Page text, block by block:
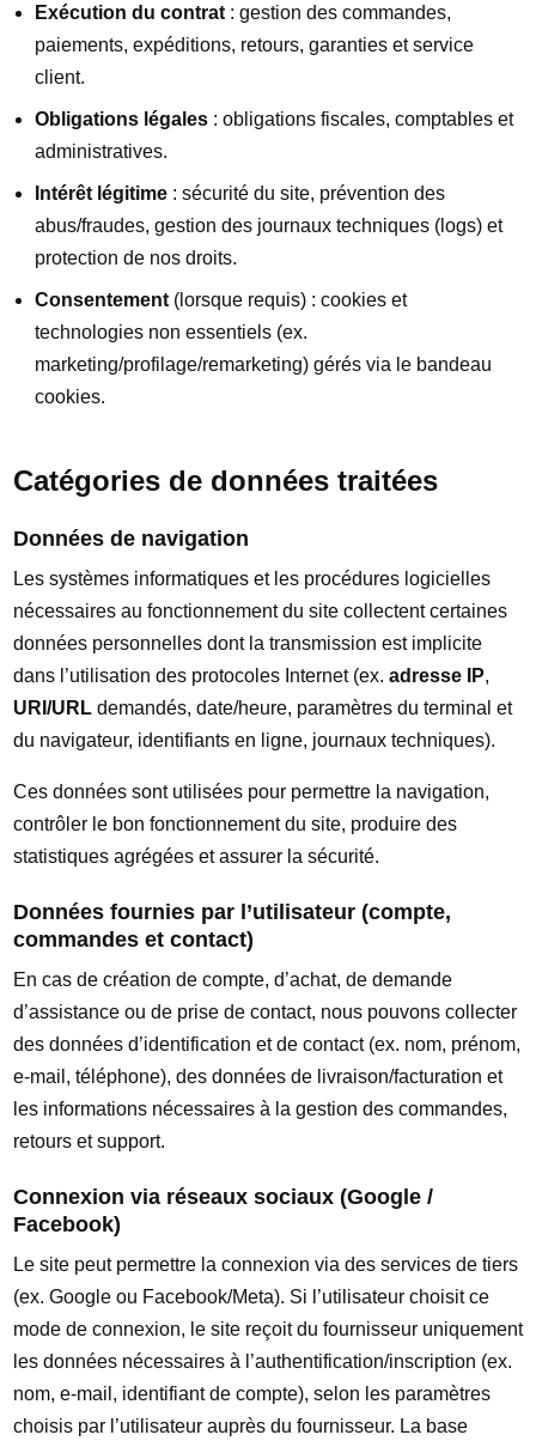
Exécution du contrat: gestion des commandes,
paiements, expéditions, retours, garanties et service
client.
Obligations légales: obligations fiscales, comptables et
administratives.
Intérêt légitime: sécurité du site, prévention des
abus/fraudes, gestion des journaux techniques (logs) et
protection de nos droits.
Consentement(lorsque requis) : cookies et
technologies non essentiels (ex.
marketing/profilage/remarketing) gérés via le bandeau
cookies.
Catégories de données traitées
Données de navigation
Les systèmes informatiques et les procédures logicielles
nécessaires au fonctionnement du site collectent certaines
données personnelles dont la transmission est implicite
dans l’utilisation des protocoles Internet (ex. adresse IP,
URI/URLdemandés, date/heure, paramètres du terminal et
du navigateur, identifiants en ligne, journaux techniques).
Ces données sont utilisées pour permettre la navigation,
contrôler le bon fonctionnement du site, produire des
statistiques agrégées et assurer la sécurité.
Données fournies par l’utilisateur (compte,
commandes et contact)
En cas de création de compte, d’achat, de demande
d’assistance ou de prise de contact, nous pouvons collecter
des données d’identification et de contact (ex. nom, prénom,
e-mail, téléphone), des données de livraison/facturation et
les informations nécessaires à la gestion des commandes,
retours et support.
Connexion via réseaux sociaux (Google /
Facebook)
Le site peut permettre la connexion via des services de tiers
(ex. Google ou Facebook/Meta). Si l’utilisateur choisit ce
mode de connexion, le site reçoit du fournisseur uniquement
les données nécessaires à l’authentification/inscription (ex.
nom, e-mail, identifiant de compte), selon les paramètres
choisis par l’utilisateur auprès du fournisseur. La base